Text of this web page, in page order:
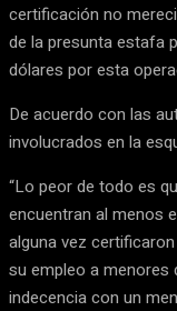
certificación no
de la presunta estafa
dólares por esta
De acuerdo con las
involucrados en la
“Lo peor de todo es
encuentran al menos
alguna vez
su empleo a menores
indecencia con un